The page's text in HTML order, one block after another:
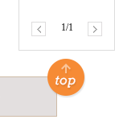
1/1